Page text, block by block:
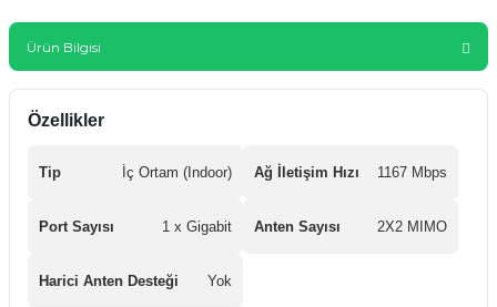
Ürün Bilgisi
Özellikler
Tip İç Ortam (Indoor) Ağ İletişim Hızı 1167 Mbps
Port Sayısı 1 x Gigabit Anten Sayısı 2X2 MIMO
Harici Anten Desteği Yok